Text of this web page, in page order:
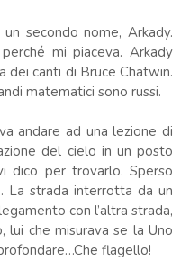
secondo nome, Arkady.
mi piaceva. Arkady
dei canti di Bruce Chatwin.
matematici sono russi.
andare ad una lezione di
del cielo in un posto
dico per trovarlo. Sperso
La strada interrotta da un
con l’altra strada,
lui che misurava se la Uno
flagello!